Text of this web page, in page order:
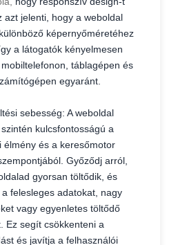
azt jelenti, hogy a weboldal
képernyőméretéhez
a látogatók kényelmesen
táblagépen és
egyaránt.
sebesség: A weboldal
kulcsfontosságú a
élmény és a keresőmotor
Győződj arról,
gyorsan töltődik, és
felesleges adatokat, nagy
vagy egyenletes töltődő
Ez segít csökkenteni a
és javítja a felhasználói